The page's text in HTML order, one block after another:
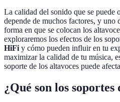
La calidad del sonido que se puede
depende de muchos factores, y uno
forma en que se colocan los
exploraremos los efectos de los
HiFiy cómo pueden influir en tu
maximizar la calidad de tu música,
soporte de los altavoces puede
¿Qué son los soportes